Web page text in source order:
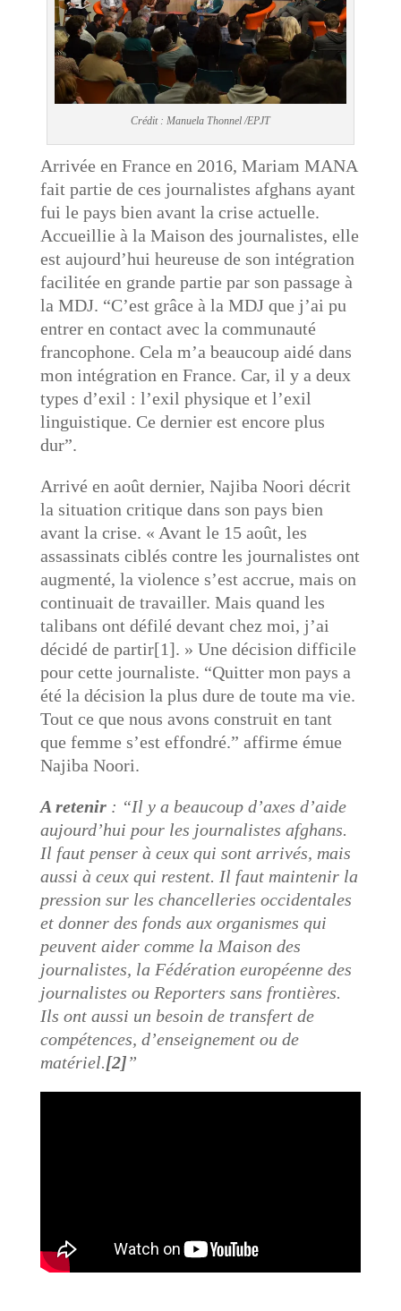
Crédit : Manuela Thonnel /EPJT
Arrivée en France en 2016, Mariam MANA
fait partie de ces journalistes afghans ayant
fui le pays bien avant la crise actuelle.
Accueillie à la Maison des journalistes, elle
est aujourd’hui heureuse de son intégration
facilitée en grande partie par son passage à
la MDJ. “C’est grâce à la MDJ que j’ai pu
entrer en contact avec la communauté
francophone. Cela m’a beaucoup aidé dans
mon intégration en France. Car, il y a deux
types d’exil : l’exil physique et l’exil
linguistique. Ce dernier est encore plus
dur”.
Arrivé en août dernier, Najiba Noori décrit
la situation critique dans son pays bien
avant la crise. « Avant le 15 août, les
assassinats ciblés contre les journalistes ont
augmenté, la violence s’est accrue, mais on
continuait de travailler. Mais quand les
talibans ont défilé devant chez moi, j’ai
décidé de partir[1]. » Une décision difficile
pour cette journaliste. “Quitter mon pays a
été la décision la plus dure de toute ma vie.
Tout ce que nous avons construit en tant
que femme s’est effondré.” affirme émue
Najiba Noori.
A retenir: “​​Il y a beaucoup d’axes d’aide
aujourd’hui pour les journalistes afghans.
Il faut penser à ceux qui sont arrivés, mais
aussi à ceux qui restent. Il faut maintenir la
pression sur les chancelleries occidentales
et donner des fonds aux organismes qui
peuvent aider comme la Maison des
journalistes, la Fédération européenne des
journalistes ou Reporters sans frontières.
Ils ont aussi un besoin de transfert de
compétences, d’enseignement ou de
matériel.[2]”